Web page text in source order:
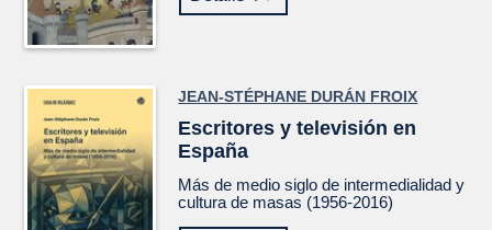
JEAN-STÉPHANE DURÁN FROIX
Escritores y televisión en
España
Más de medio siglo de intermedialidad y
cultura de masas (1956-2016)